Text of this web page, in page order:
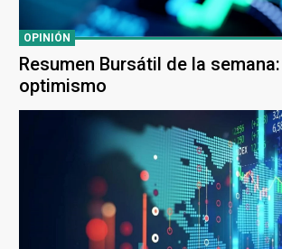
OPINIÓN
Resumen Bursátil de la
optimismo